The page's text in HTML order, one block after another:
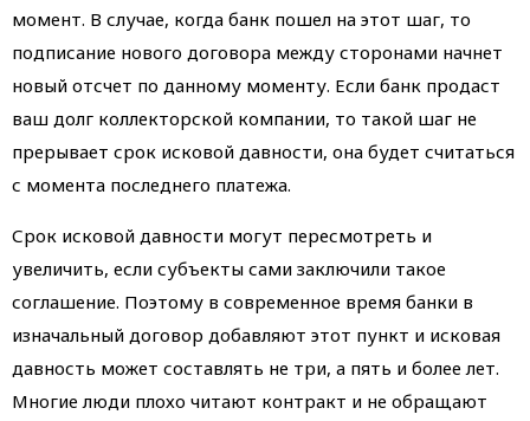
момент. В случае, когда банк пошел на этот шаг, то
подписание нового договора между сторонами начнет
новый отсчет по данному моменту. Если банк продаст
ваш долг коллекторской компании, то такой шаг не
прерывает срок исковой давности, она будет считаться
с момента последнего платежа.
Срок исковой давности могут пересмотреть и
увеличить, если субъекты сами заключили такое
соглашение. Поэтому в современное время банки в
изначальный договор добавляют этот пункт и исковая
давность может составлять не три, а пять и более лет.
Многие люди плохо читают контракт и не обращают